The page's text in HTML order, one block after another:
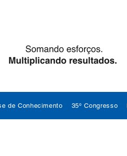
de Conhecimento 35º Congresso